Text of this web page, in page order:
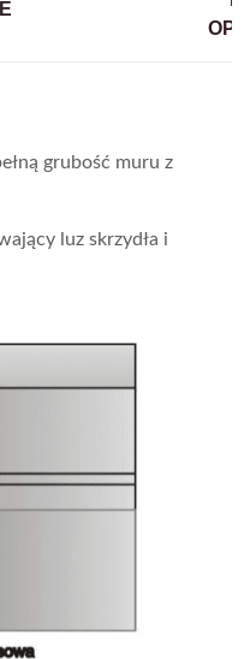
grubość muru z
luz skrzydła i